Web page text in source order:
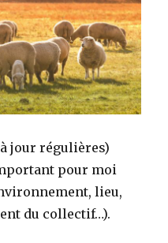
jour régulières)
pour moi
lieu,
du collectif…).